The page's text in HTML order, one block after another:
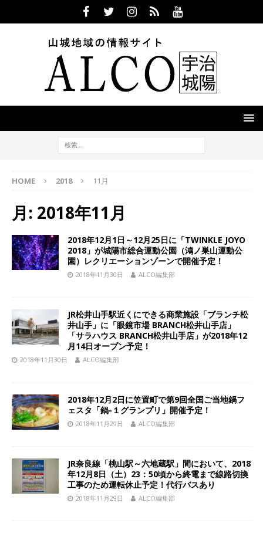
HOME 2018 11月
月: 2018年11月
2018年12月1日～12月25日に「TWINKLE JOYO
2018」が城陽市総合運動公園（鴻ノ巣山運動公
園）レクリエーションゾーンで開催予定！
2018年11月30日 ALCO編集部
JR松井山手駅近くにできる商業施設「ブランチ松
井山手」に「眼鏡市場 BRANCH松井山手店」
「サラハウス BRANCH松井山手店」が2018年12
月14日オープン予定！
2018年11月30日 ALCO編集部
2018年12月2日に笠置町で第9回全国ご当地鍋フ
ェスタ「鍋-１グランプリ」開催予定！
2018年11月29日 ALCO編集部
JR奈良線「桃山駅～六地蔵駅」間において、2018
年12月8日（土）23：50頃から終電まで線路切換
工事のため運転休止予定！代行バスあり
2018年11月29日 ALCO編集部